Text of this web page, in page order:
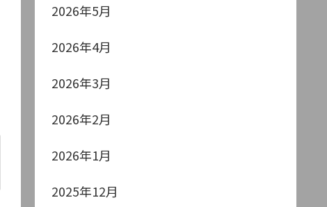
2026年5月
2026年4月
2026年3月
2026年2月
2026年1月
2025年12月